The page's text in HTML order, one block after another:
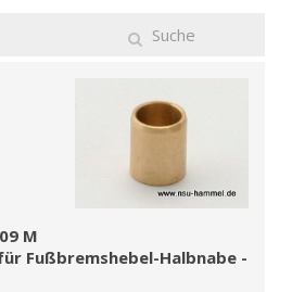
M
Fußbremshebel-Halbnabe -